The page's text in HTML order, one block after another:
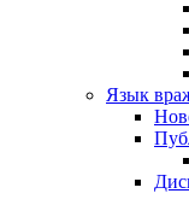
Язык